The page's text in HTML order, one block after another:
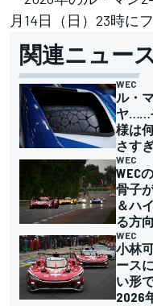
月14日（日）23時に
関連ニュー
WEC
ル・
ヤ……
様は
さす
WEC
WEC
骨子
＆ハ
る方
WEC
小林
ース
い形
2026